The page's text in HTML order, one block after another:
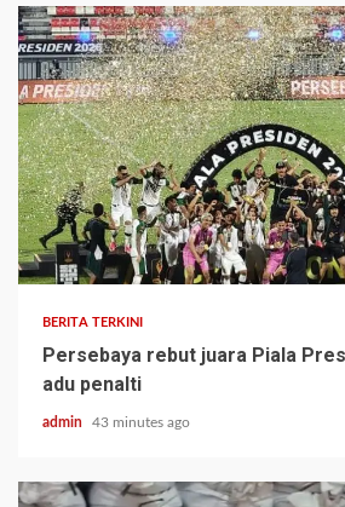
BERITA TERKINI
Persebaya rebut juara Piala
adu penalti
admin 43 minutes ago